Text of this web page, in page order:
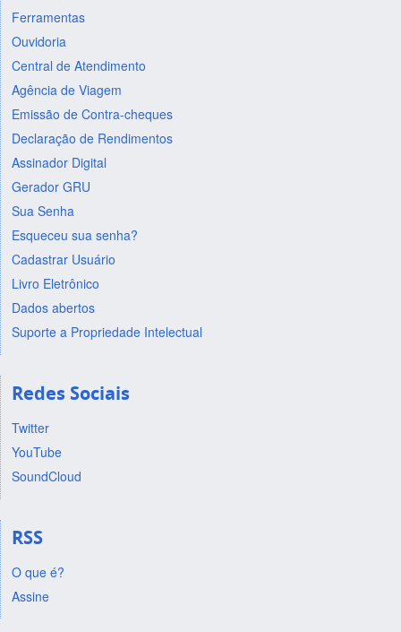
Ferramentas
Ouvidoria
Central de Atendimento
Agência de Viagem
Emissão de Contra-cheques
Declaração de Rendimentos
Assinador Digital
Gerador GRU
Sua Senha
Esqueceu sua senha?
Cadastrar Usuário
Livro Eletrônico
Dados abertos
Suporte a Propriedade Intelectual
Redes Sociais
Twitter
YouTube
SoundCloud
RSS
O que é?
Assine